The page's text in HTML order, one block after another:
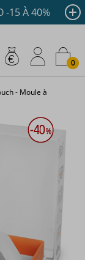
Livraison offerte
-15 À 40%
0
- Moule à